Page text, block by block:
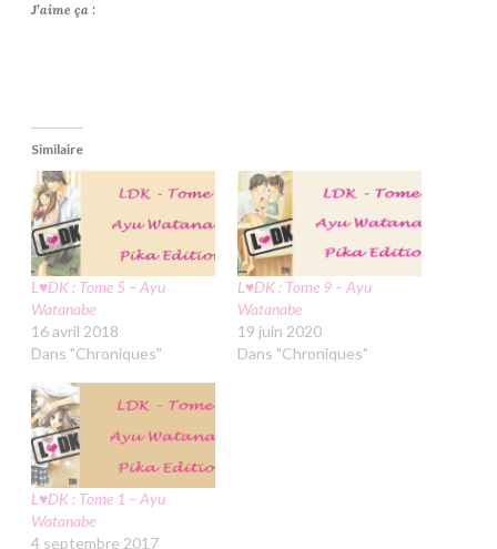
J’aime ça :
Similaire
L♥DK : Tome 5 – Ayu
Watanabe
16 avril 2018
Dans "Chroniques"
L♥DK : Tome 9 – Ayu
Watanabe
19 juin 2020
Dans "Chroniques"
L♥DK : Tome 1 – Ayu
Watanabe
4 septembre 2017